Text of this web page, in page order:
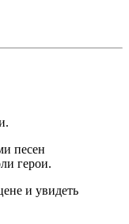
песен
герои.
и увидеть